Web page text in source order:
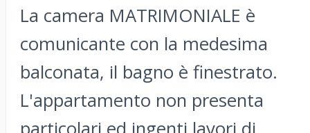
La camera MATRIMONIALE è
comunicante con la medesima
balconata, il bagno è finestrato.
L'appartamento non presenta